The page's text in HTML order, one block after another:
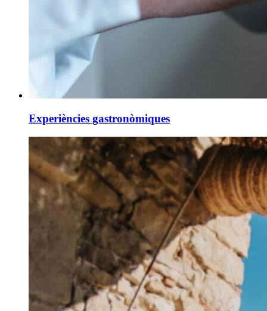
Experiències gastronòmiques